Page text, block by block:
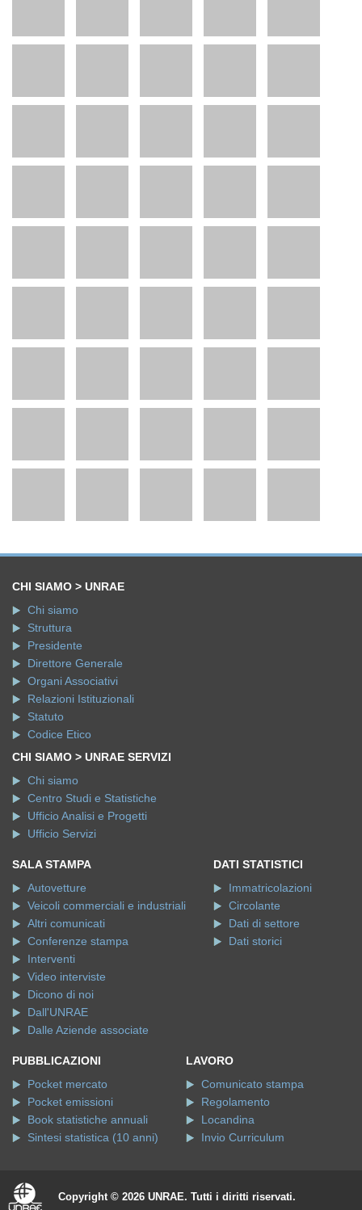
CHI SIAMO > UNRAE
Chi siamo
Struttura
Presidente
Direttore Generale
Organi Associativi
Relazioni Istituzionali
Statuto
Codice Etico
CHI SIAMO > UNRAE SERVIZI
Chi siamo
Centro Studi e Statistiche
Ufficio Analisi e Progetti
Ufficio Servizi
SALA STAMPA
Autovetture
Veicoli commerciali e industriali
Altri comunicati
Conferenze stampa
Interventi
Video interviste
Dicono di noi
Dall'UNRAE
Dalle Aziende associate
DATI STATISTICI
Immatricolazioni
Circolante
Dati di settore
Dati storici
PUBBLICAZIONI
Pocket mercato
Pocket emissioni
Book statistiche annuali
Sintesi statistica (10 anni)
LAVORO
Comunicato stampa
Regolamento
Locandina
Invio Curriculum
Copyright © 2026 UNRAE. Tutti i diritti riservati.